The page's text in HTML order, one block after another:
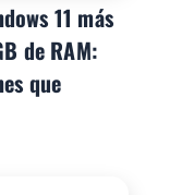
11 más
de RAM:
que